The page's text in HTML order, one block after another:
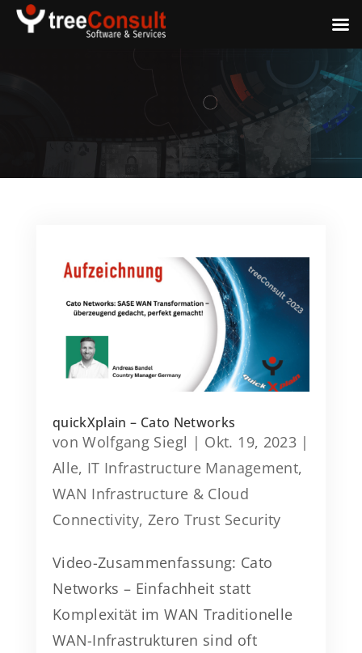
quickXplain – Cato Networks
vonWolfgang Siegl | Okt. 19, 2023 |
Alle, IT Infrastructure Management,
WAN Infrastructure & Cloud
Connectivity, Zero Trust Security
Video-Zusammenfassung: Cato
Networks – Einfachheit statt
Komplexität im WAN Traditionelle
WAN-Infrastrukturen sind oft